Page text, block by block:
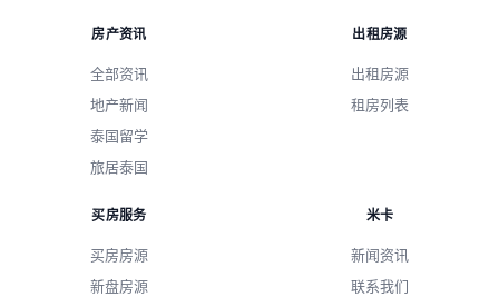
房产资讯
全部资讯
地产新闻
泰国留学
旅居泰国
出租房源
出租房源
租房列表
买房服务
买房房源
新盘房源
米卡
新闻资讯
联系我们